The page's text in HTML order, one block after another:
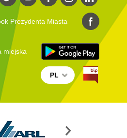
Prezydenta Miasta
miejska
PL